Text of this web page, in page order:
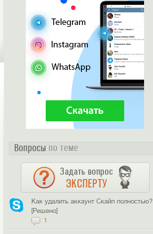
Вопросы по теме
Задать вопрос
ЭКСПЕРТУ
Как удалить аккаунт Скайп полностью?
[Решено]
1